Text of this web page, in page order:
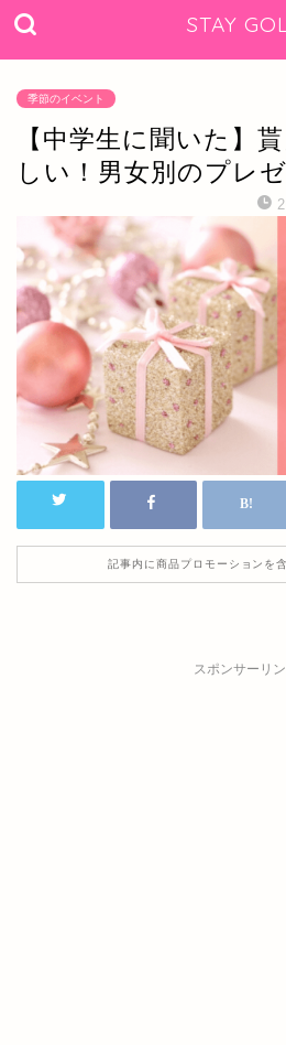
STAY
季節のイベント
【中学生に聞いた】
しい！男女別のプレ
記事内に商品プロモーションを
スポンサーリ